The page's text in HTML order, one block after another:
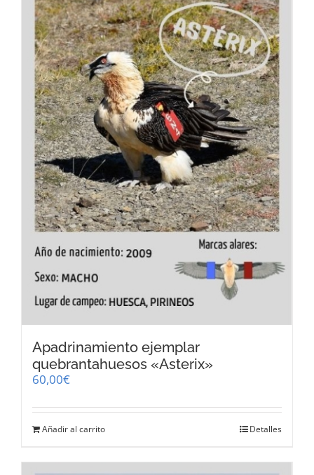
CONTACTO
CARRITO
Apadrinamiento ejemplar
quebrantahuesos «Asterix»
60,00€
Añadir al carrito Detalles